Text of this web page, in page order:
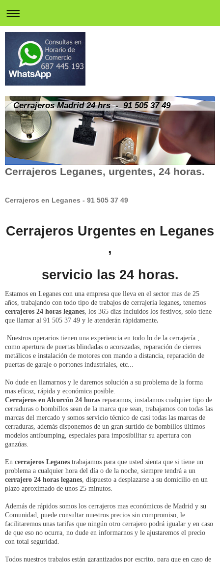
Cerrajeros Madrid 24 hrs - 91 505 37 49
Cerrajeros Leganes, urgentes, 24 horas.
Cerrajeros en Leganes - 91 505 37 49
Cerrajeros Urgentes en Leganes
,
servicio las 24 horas.
Estamos en Leganes con una empresa que lleva en el sector mas de 25
años, trabajando con todo tipo de trabajos de cerrajería leganes, tenemos
cerrajeros 24 horas leganes, los 365 días incluidos los festivos, solo tiene
que llamar al 91 505 37 49 y le atenderán rápidamente.
Nuestros operarios tienen una experiencia en todo lo de la cerrajería ,
como apertura de puertas blindadas o acorazadas, reparación de cierres
metálicos e instalación de motores con mando a distancia, reparación de
puertas de garaje o portones industriales, etc...
No dude en llamarnos y le daremos solución a su problema de la forma
mas eficaz, rápida y económica posible.
Cerrajeros en Alcorcón 24 horas reparamos, instalamos cualquier tipo de
cerraduras o bombillos sean de la marca que sean, trabajamos con todas las
marcas del mercado y somos servicio técnico de casi todas las marcas de
cerraduras, además disponemos de un gran surtido de bombillos últimos
modelos antibumping, especiales para imposibilitar su apertura con
ganzúas.
En cerrajeros Leganes trabajamos para que usted sienta que si tiene un
problema a cualquier hora del día o de la noche, siempre tendrá a un
cerrajero 24 horas leganes, dispuesto a desplazarse a su domicilio en un
plazo aproximado de unos 25 minutos.
Además de rápidos somos los cerrajeros mas económicos de Madrid y su
Comunidad, puede consultar nuestros precios sin compromiso, le
facilitaremos unas tarifas que ningún otro cerrajero podrá igualar y en caso
de que eso no ocurra, no dude en informarnos y le ajustaremos el precio
con total seguridad.
Todos nuestros trabajos están garantizados por escrito, para que en caso de